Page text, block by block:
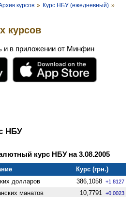
курсов » Курс НБУ (ежедневный) »
курсов
и в приложении от Минфин
НБУ
курс НБУ на 3.08.2005
Курс (грн.)
долларов 386,1058 +1.8127
манатов 10,7791 +0.0023